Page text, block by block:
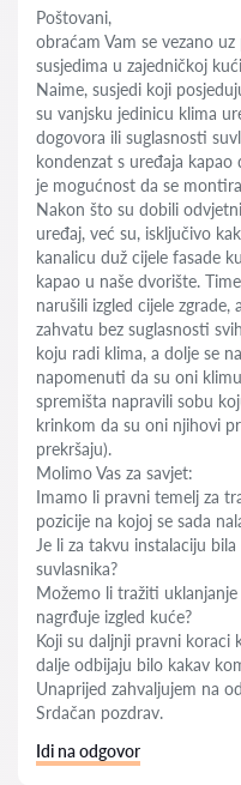
Poštovani,
obraćam Vam se vezano
susjedima u zajedničkoj
Naime, susjedi koji
su vanjsku jedinicu klima
dogovora ili suglasnosti
kondenzat s uređaja
je mogućnost da se
Nakon što su dobili
uređaj, već su, isključivo
kanalicu duž cijele fasade
kapao u naše dvorište.
narušili izgled cijele
zahvatu bez suglasnosti
koju radi klima, a dolje se
napomenuti da su oni
spremišta napravili sobu
krinkom da su oni njihovi
prekršaju).
Molimo Vas za savjet:
Imamo li pravni temelj za
pozicije na kojoj se sada
Je li za takvu instalaciju
suvlasnika?
Možemo li tražiti
nagrđuje izgled kuće?
Koji su daljnji pravni koraci
dalje odbijaju bilo kakav
Unaprijed zahvaljujem na
Srdačan pozdrav.
Idi na odgovor